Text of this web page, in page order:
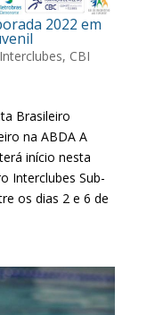
2022 em
, CBI
Brasileiro
na ABDA A
início nesta
Interclubes Sub-
os dias 2 e 6 de